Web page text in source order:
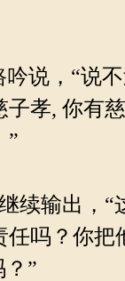
说，“说
子孝, 你有
”
续输出，“
任吗？你把
”